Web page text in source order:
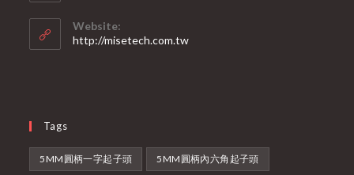
Website:
http://misetech.com.tw
Tags
5MM圓柄一字起子頭 5MM圓柄內六角起子頭